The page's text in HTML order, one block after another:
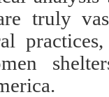
truly